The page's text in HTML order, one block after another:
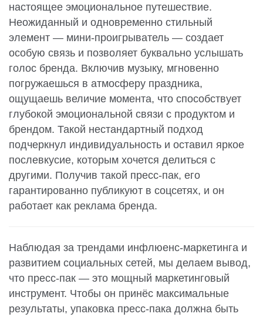
настоящее эмоциональное путешествие.
Неожиданный и одновременно стильный
элемент — мини-проигрыватель — создает
особую связь и позволяет буквально услышать
голос бренда. Включив музыку, мгновенно
погружаешься в атмосферу праздника,
ощущаешь величие момента, что способствует
глубокой эмоциональной связи с продуктом и
брендом. Такой нестандартный подход
подчеркнул индивидуальность и оставил яркое
послевкусие, которым хочется делиться с
другими. Получив такой пресс-пак, его
гарантированно публикуют в соцсетях, и он
работает как реклама бренда.
Наблюдая за трендами инфлюенс-маркетинга и
развитием социальных сетей, мы делаем вывод,
что пресс-пак — это мощный маркетинговый
инструмент. Чтобы он принёс максимальные
результаты, упаковка пресс-пака должна быть